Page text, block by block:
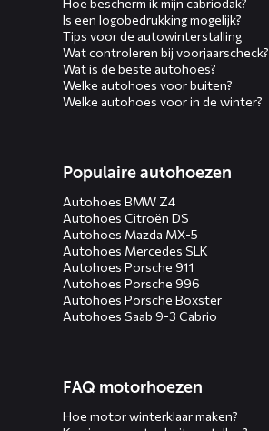
Hoe bescherm ik mijn cabriodak?
Is een logobedrukking mogelijk?
Tips voor de autowinterstalling
Wat controleren bij voorjaarscheck?
Wat is de beste autohoes?
Welke autohoes voor buiten?
Welke autohoes voor in de winter?
Populaire autohoezen
Autohoes BMW Z4
Autohoes Citroën DS
Autohoes Mazda MX-5
Autohoes Mercedes SLK
Autohoes Porsche 911
Autohoes Porsche 996
Autohoes Porsche Boxster
Autohoes Saab 9-3 Cabrio
FAQ motorhoezen
Hoe motor winterklaar maken?